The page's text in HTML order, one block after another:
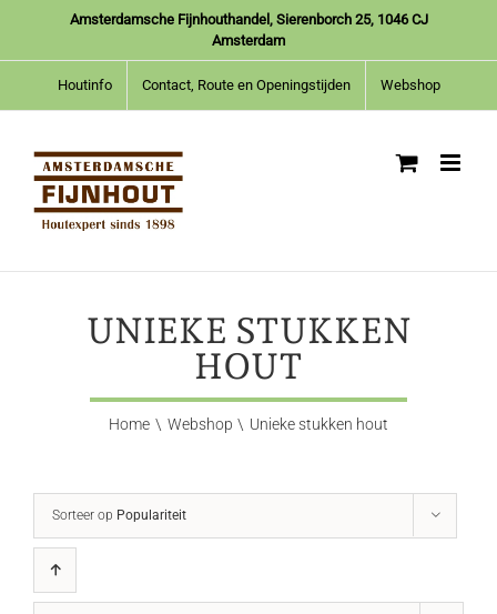
inhoud
Amsterdamsche Fijnhouthandel, Sierenborch 25, 1046 CJ
Amsterdam
Houtinfo Contact, Route en Openingstijden Webshop
UNIEKE STUKKEN
HOUT
Home Webshop Unieke stukken hout
Sorteer op Populariteit